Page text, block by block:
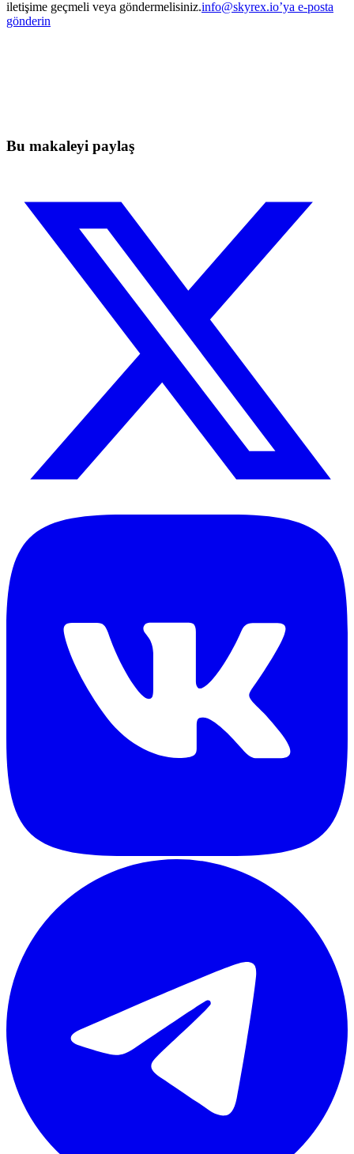
iletişime geçmeli veya göndermelisiniz.info@skyrex.io’ya e-posta
gönderin
Bu makaleyi paylaş